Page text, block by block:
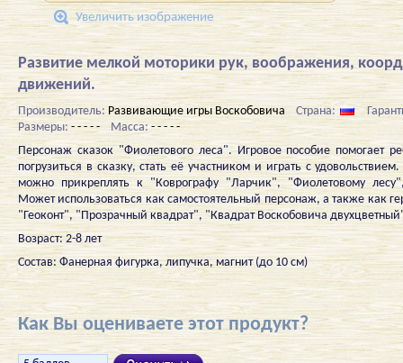
Увеличить изображение
Развитие мелкой моторики рук, воображения,
движений.
Производитель: Развивающие игры Воскобовича Страна:
Размеры: - - - - - Масса: - - - - -
Персонаж сказок "Фиолетового леса". Игровое пособие помогает
погрузиться в сказку, стать её участником и играть с
можно прикреплять к "Коврографу "Ларчик", "Фиолетовому
Может использоваться как самостоятельный персонаж, а также как
"Геоконт", "Прозрачный квадрат", "Квадрат Воскобовича
Возраст: 2-8 лет
Состав: Фанерная фигурка, липучка, магнит (до 10 см)
Как Вы оцениваете этот продукт?